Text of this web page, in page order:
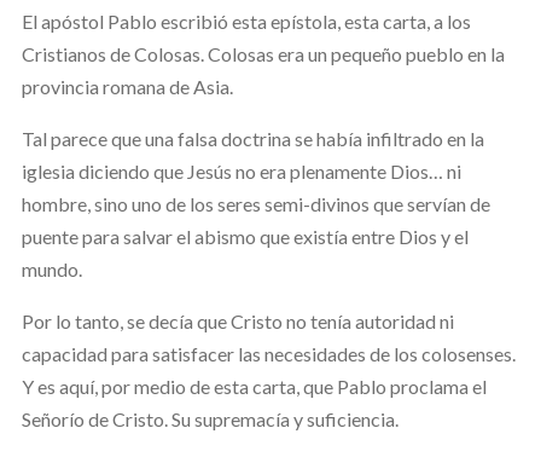
El apóstol Pablo escribió esta epístola, esta carta, a los
Cristianos de Colosas. Colosas era un pequeño pueblo en la
provincia romana de Asia.
Tal parece que una falsa doctrina se había infiltrado en la
iglesia diciendo que Jesús no era plenamente Dios… ni
hombre, sino uno de los seres semi-divinos que servían de
puente para salvar el abismo que existía entre Dios y el
mundo.
Por lo tanto, se decía que Cristo no tenía autoridad ni
capacidad para satisfacer las necesidades de los colosenses.
Y es aquí, por medio de esta carta, que Pablo proclama el
Señorío de Cristo. Su supremacía y suficiencia.